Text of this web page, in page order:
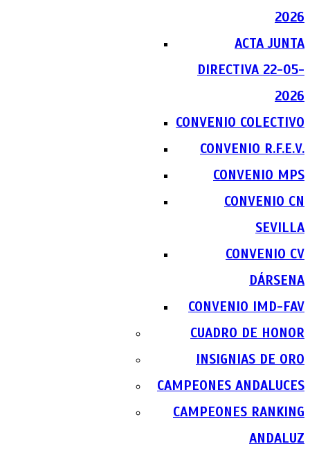
2026
ACTA JUNTA
DIRECTIVA 22-05-
2026
CONVENIO COLECTIVO
CONVENIO R.F.E.V.
CONVENIO MPS
CONVENIO CN
SEVILLA
CONVENIO CV
DÁRSENA
CONVENIO IMD-FAV
CUADRO DE HONOR
INSIGNIAS DE ORO
CAMPEONES ANDALUCES
CAMPEONES RANKING
ANDALUZ